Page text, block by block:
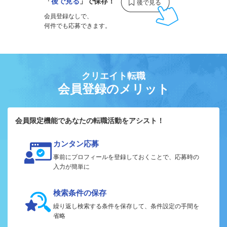
会員登録なしで、
何件でも応募できます。
クリエイト転職
会員登録のメリット
会員限定機能であなたの転職活動をアシスト！
カンタン応募
事前にプロフィールを登録しておくことで、応募時の
入力が簡単に
検索条件の保存
繰り返し検索する条件を保存して、条件設定の手間を
省略